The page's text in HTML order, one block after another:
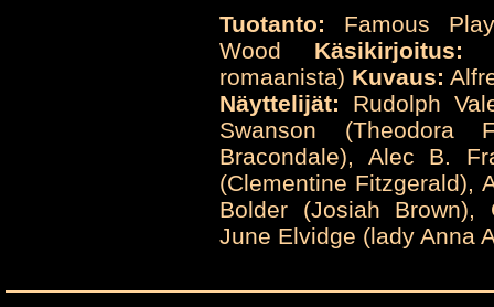
Tuotanto: Famous
Wood Käsikirjoitus:
romaanista) Kuvaus:
Näyttelijät: Rudolph
Swanson (Theodora
Bracondale), Alec B.
(Clementine Fitzgerald),
Bolder (Josiah Brown),
June Elvidge (lady Anna